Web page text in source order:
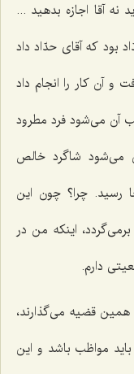
نه آقا اجازه بدهید ...
بود که آقای حدّاد داد
آن کار را انجام داد
آن می‌شود فرد مطرود
می‌شود شاگرد خالص
چرا؟ چون این
اینکه من در
دارم.
همین قضیه می‌گذارند،
مواظب باشد و این